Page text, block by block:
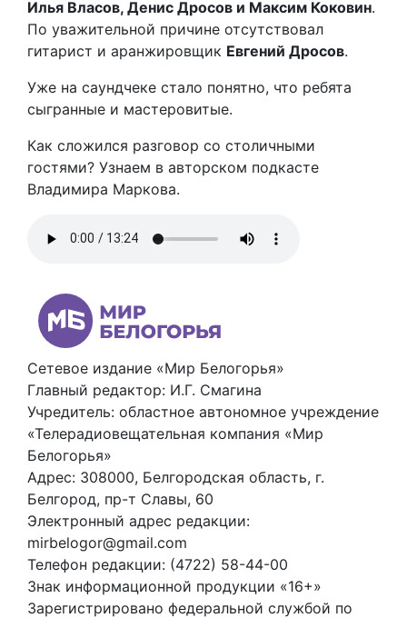
Илья Власов, Денис Дросов и Максим Коковин.
По уважительной причине отсутствовал
гитарист и аранжировщик Евгений Дросов.
Уже на саундчеке стало понятно, что ребята
сыгранные и мастеровитые.
Как сложился разговор со столичными
гостями? Узнаем в авторском подкасте
Владимира Маркова.
Сетевое издание «Мир Белогорья»
Главный редактор: И.Г. Смагина
Учредитель: областное автономное учреждение
«Телерадиовещательная компания «Мир
Белогорья»
Адрес: 308000, Белгородская область, г.
Белгород, пр-т Славы, 60
Электронный адрес редакции:
mirbelogor@gmail.com
Телефон редакции: (4722) 58-44-00
Знак информационной продукции «16+»
Зарегистрировано федеральной службой по